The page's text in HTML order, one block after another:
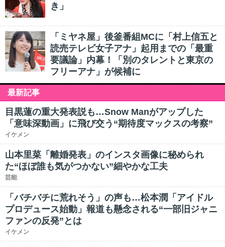
き」
「ミヤネ屋」後釜番組MCに「村上信五と
読売テレビ女子アナ」起用までの「最重
要議論」内幕！「別のタレントと東京の
フリーアナ」が候補に
最新記事
目黒蓮の重大発表説も…Snow Manがアップした
「意味深動画」に飛び交う“期待度マックスの考察”
イケメン
山本里菜「離婚発表」のインスタ画像に秘められ
た“ほぼ誰も気がつかない”細やかな工夫
芸能
「バチバチに荒れそう」の声も…松本潤「アイドル
プロデュース始動」報道も懸念される“一部旧ジャニ
ファンの反発”とは
イケメン